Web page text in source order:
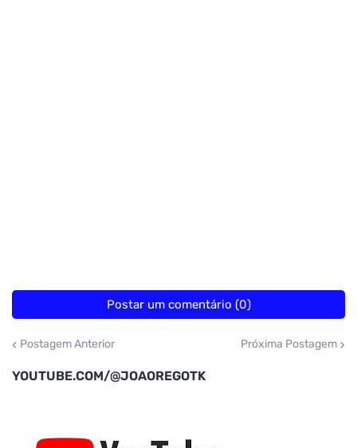
Postar um comentário (0)
Postagem Anterior Próxima Postagem
YOUTUBE.COM/@JOAOREGOTK